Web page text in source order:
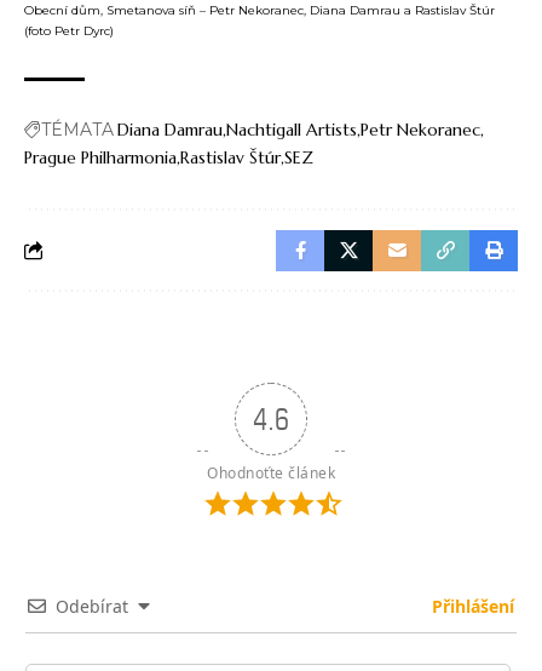
Obecní dům, Smetanova síň – Petr Nekoranec, Diana Damrau a Rastislav Štúr
(foto Petr Dyrc)
TÉMATADiana DamrauNachtigall Artists Petr Nekoranec
Prague PhilharmoniaRastislav ŠtúrSEZ
4.6
Ohodnoťte článek
Odebírat Přihlášení